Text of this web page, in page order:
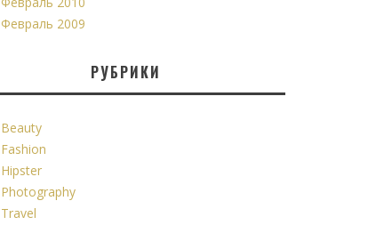
Февраль 2009
РУБРИКИ
Beauty
Fashion
Hipster
Photography
Travel